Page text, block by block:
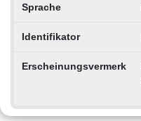
Sprache
Identifikator
Erscheinungsvermerk